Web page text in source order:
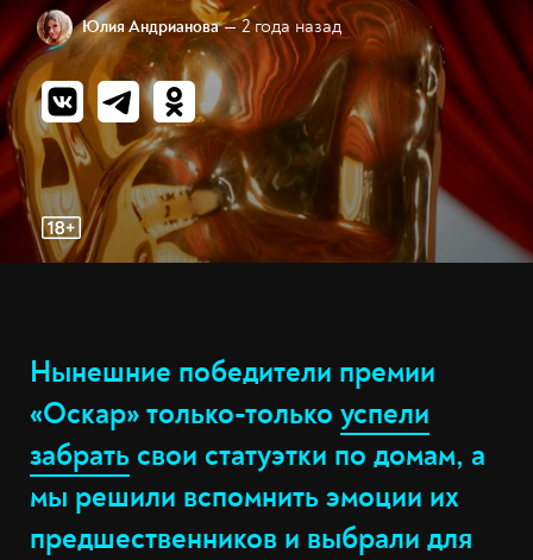
Юлия Андрианова — 2 года назад
Нынешние победители премии
«Оскар» только-только успели
забрать свои статуэтки по домам, а
мы решили вспомнить эмоции их
предшественников и выбрали для